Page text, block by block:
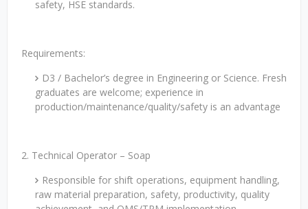
safety, HSE standards.
Requirements:
D3 / Bachelor’s degree in Engineering or Science. Fresh
graduates are welcome; experience in
production/maintenance/quality/safety is an advantage
2. Technical Operator – Soap
Responsible for shift operations, equipment handling,
raw material preparation, safety, productivity, quality